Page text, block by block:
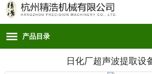
产品目录
日化厂超声波提取设